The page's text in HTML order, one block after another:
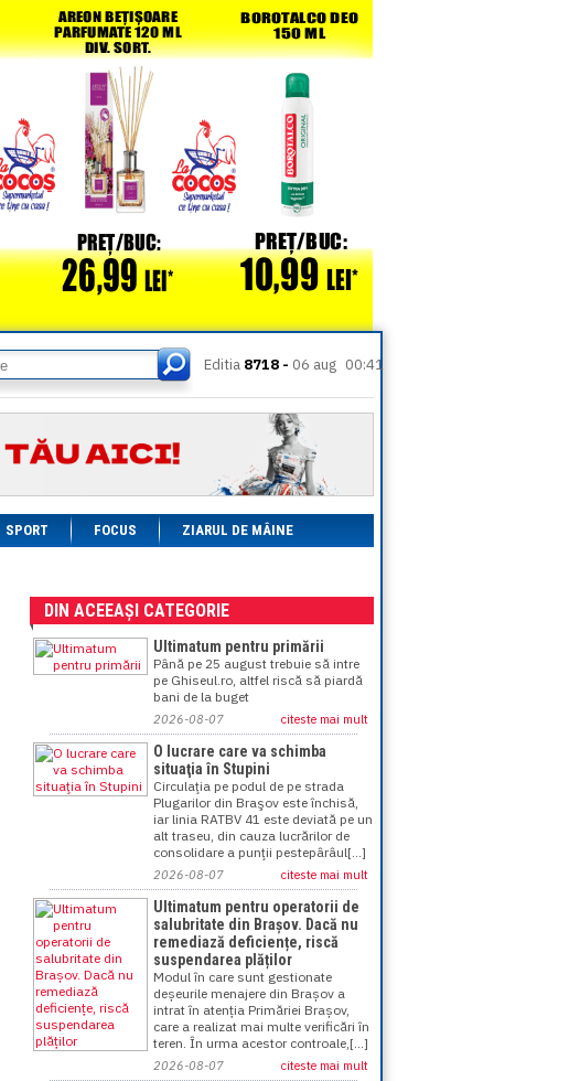
Editia 8718 - 06 aug 00:41
SPORT FOCUS ZIARUL DE MÂINE
DIN ACEEAȘI CATEGORIE
Ultimatum pentru primării
Până pe 25 august trebuie să intre
pe Ghiseul.ro, altfel riscă să piardă
bani de la buget
2026-08-07 citeste mai mult
O lucrare care va schimba
situaţia în Stupini
Circulaţia pe podul de pe strada
Plugarilor din Braşov este închisă,
iar linia RATBV 41 este deviată pe un
alt traseu, din cauza lucrărilor de
consolidare a punţii pestepârâul[...]
2026-08-07 citeste mai mult
Ultimatum pentru operatorii de
salubritate din Brașov. Dacă nu
remediază deficiențe, riscă
suspendarea plăților
Modul în care sunt gestionate
deșeurile menajere din Brașov a
intrat în atenția Primăriei Brașov,
care a realizat mai multe verificări în
teren. În urma acestor controale,[...]
2026-08-07 citeste mai mult